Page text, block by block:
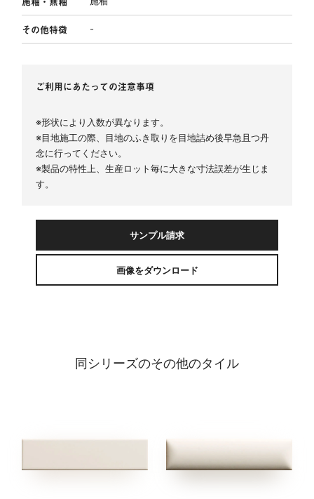
その他特徴 -
ご利用にあたっての注意事項
※形状により入数が異なります。
※目地施工の際、目地のふき取りを目地詰め後早急且つ丹
念に行ってください。
※製品の特性上、生産ロット毎に大きな寸法誤差が生じま
す。
サンプル請求
画像をダウンロード
同シリーズのその他のタイル